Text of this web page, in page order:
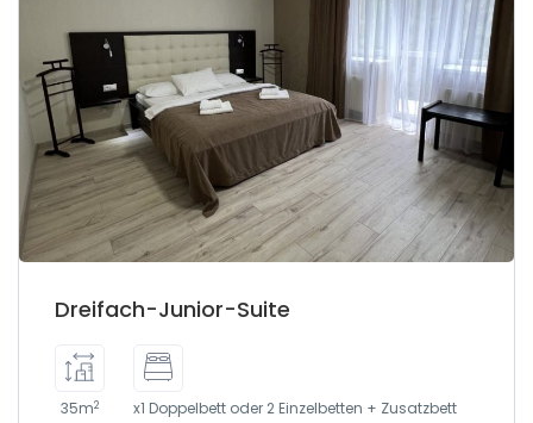
Dreifach-Junior-Suite
35m2 x1 Doppelbett oder 2 Einzelbetten + Zusatzbett